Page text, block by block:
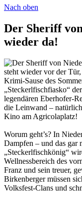
Nach oben
Der Sheriff
wieder da!
steht wieder vor der
Krimi-Sause des
„Steckerlfischfiasko“
legendären Eberhofer-
die Leinwand –
Kino am Agricolaplatz!
Worum geht’s? In
Dampfen – und das gar
„Steckerlfischkönig“
Wellnessbereich des
Franz und sein treuer,
Birkenberger müssen
Volksfest-Clans und